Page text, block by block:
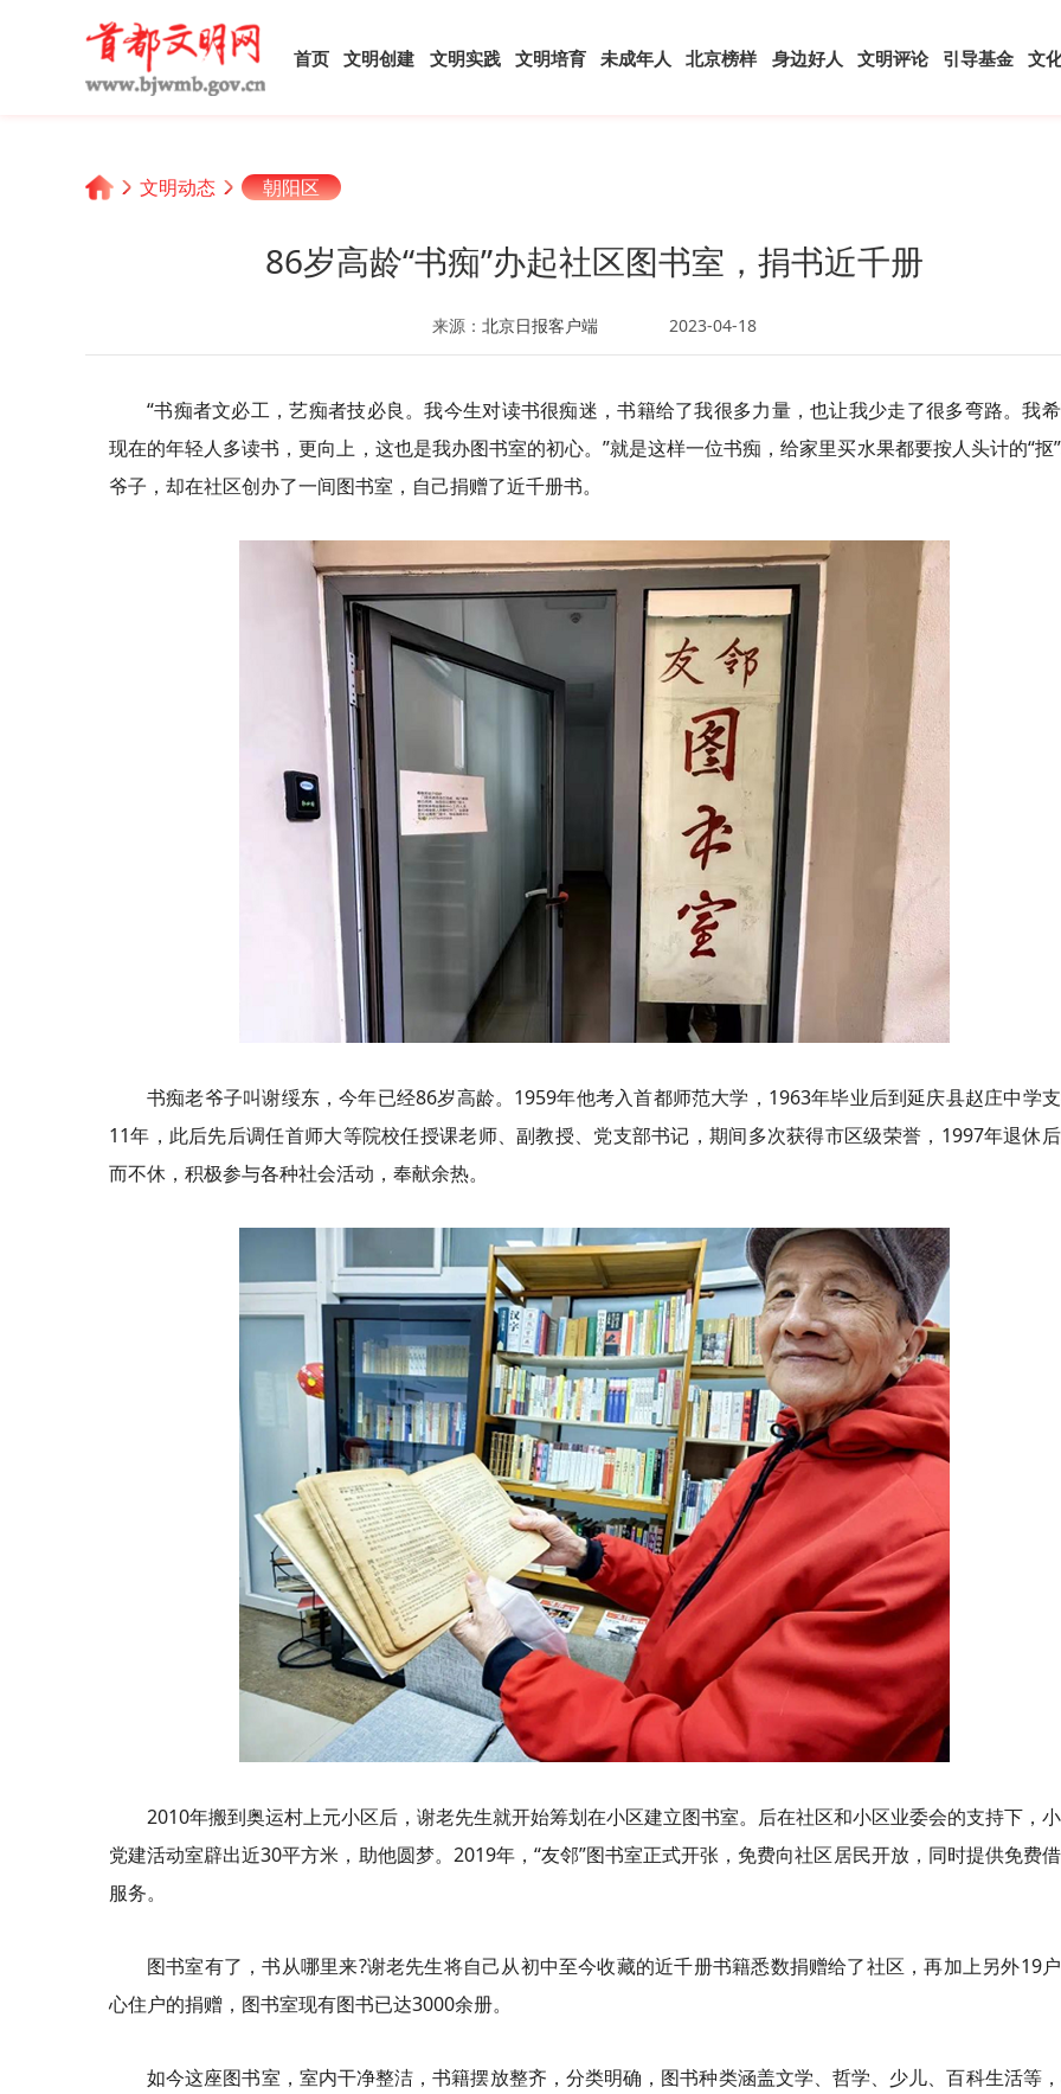
首页 文明创建 文明实践 文明培育 未成年人 北京榜样 身边好人 文明评论 引导基金 文
文明动态 朝阳区
86岁高龄“书痴”办起社区图书室，捐书近千册
来源： 北京日报客户端 2023-04-18
“书痴者文必工，艺痴者技必良。我今生对读书很痴迷，书籍给了我很多力量，也让我少走了很多弯路。我
现在的年轻人多读书，更向上，这也是我办图书室的初心。”就是这样一位书痴，给家里买水果都要按人头计的“抠
爷子，却在社区创办了一间图书室，自己捐赠了近千册书。
书痴老爷子叫谢绥东，今年已经86岁高龄。1959年他考入首都师范大学，1963年毕业后到延庆县赵庄中学
11年，此后先后调任首师大等院校任授课老师、副教授、党支部书记，期间多次获得市区级荣誉，1997年退休
而不休，积极参与各种社会活动，奉献余热。
2010年搬到奥运村上元小区后，谢老先生就开始筹划在小区建立图书室。后在社区和小区业委会的支持下，
党建活动室辟出近30平方米，助他圆梦。2019年，“友邻”图书室正式开张，免费向社区居民开放，同时提供免费
服务。
图书室有了，书从哪里来?谢老先生将自己从初中至今收藏的近千册书籍悉数捐赠给了社区，再加上另外19
心住户的捐赠，图书室现有图书已达3000余册。
如今这座图书室，室内干净整洁，书籍摆放整齐，分类明确，图书种类涵盖文学、哲学、少儿、百科生活等